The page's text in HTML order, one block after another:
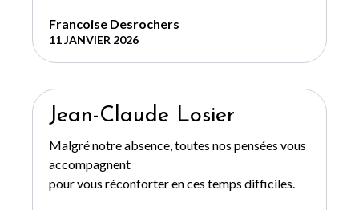
Francoise Desrochers
11 JANVIER 2026
Jean-Claude Losier
Malgré notre absence, toutes nos pensées vous
accompagnent
pour vous réconforter en ces temps difficiles.